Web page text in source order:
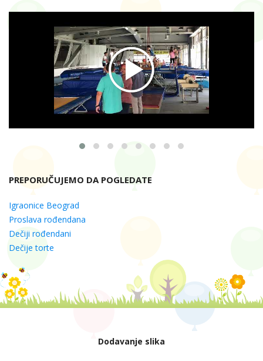
PREPORUČUJEMO DA POGLEDATE
Igraonice Beograd
Proslava rođendana
Dečiji rođendani
Dečije torte
Dodavanje slika